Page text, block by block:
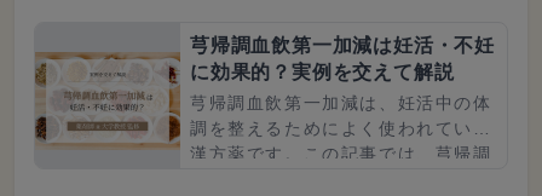
芎帰調血飲第一加減は妊活・不妊
に効果的？実例を交えて解説
芎帰調血飲第一加減は、妊活中の体
調を整えるためによく使われている
漢方薬です。この記事では、芎帰調